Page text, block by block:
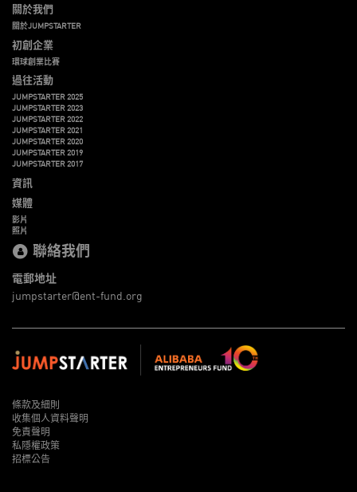
關於我們
關於JUMPSTARTER
初創企業
環球創業比賽
過往活動
JUMPSTARTER 2025
JUMPSTARTER 2023
JUMPSTARTER 2022
JUMPSTARTER 2021
JUMPSTARTER 2020
JUMPSTARTER 2019
JUMPSTARTER 2017
資訊
媒體
影片
照片
聯絡我們
電郵地址
jumpstarter@ent-fund.org
條款及細則
收集個人資料聲明
免責聲明
私隱權政策
招標公告